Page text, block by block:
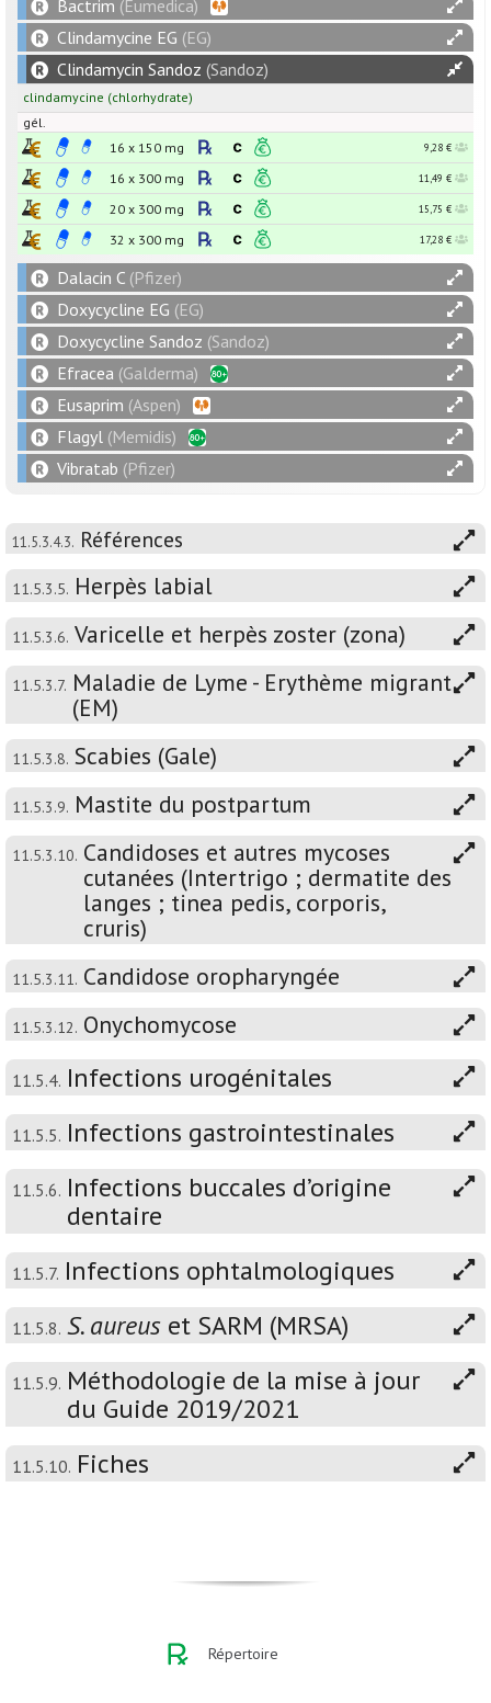
Bactrim (Eumedica)
Clindamycine EG (EG)
Clindamycin Sandoz (Sandoz)
clindamycine (chlorhydrate)
gél.
16 x 150 mg 9,28 €
16 x 300 mg 11,49 €
20 x 300 mg 15,75 €
32 x 300 mg 17,28 €
Dalacin C (Pfizer)
Doxycycline EG (EG)
Doxycycline Sandoz (Sandoz)
Efracea (Galderma)
Eusaprim (Aspen)
Flagyl (Memidis)
Vibratab (Pfizer)
11.5.3.4.3. Références
11.5.3.5. Herpès labial
11.5.3.6. Varicelle et herpès zoster (zona)
11.5.3.7. Maladie de Lyme - Erythème migrant
(EM)
11.5.3.8. Scabies (Gale)
11.5.3.9. Mastite du postpartum
11.5.3.10. Candidoses et autres mycoses
cutanées (Intertrigo ; dermatite des
langes ; tinea pedis, corporis,
cruris)
11.5.3.11. Candidose oropharyngée
11.5.3.12. Onychomycose
11.5.4. Infections urogénitales
11.5.5. Infections gastrointestinales
11.5.6. Infections buccales d’origine
dentaire
11.5.7. Infections ophtalmologiques
11.5.8. S. aureus et SARM (MRSA)
11.5.9. Méthodologie de la mise à jour
du Guide 2019/2021
11.5.10. Fiches
Répertoire